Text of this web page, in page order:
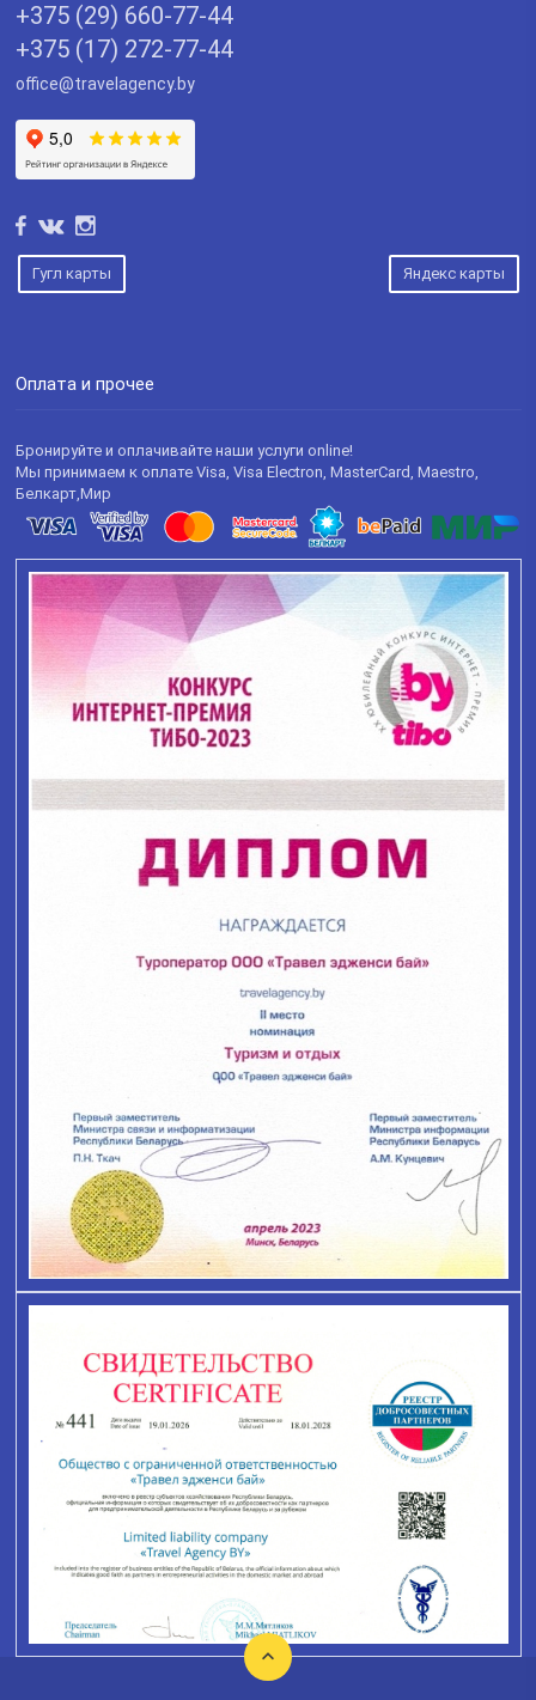
+375 (29) 660-77-44
+375 (17) 272-77-44
office@travelagency.by
Гугл карты Яндекс карты
Оплата и прочее
Бронируйте и оплачивайте наши услуги online!
Мы принимаем к оплате Visa, Visa Electron, MasterCard, Maestro,
Белкарт,Мир